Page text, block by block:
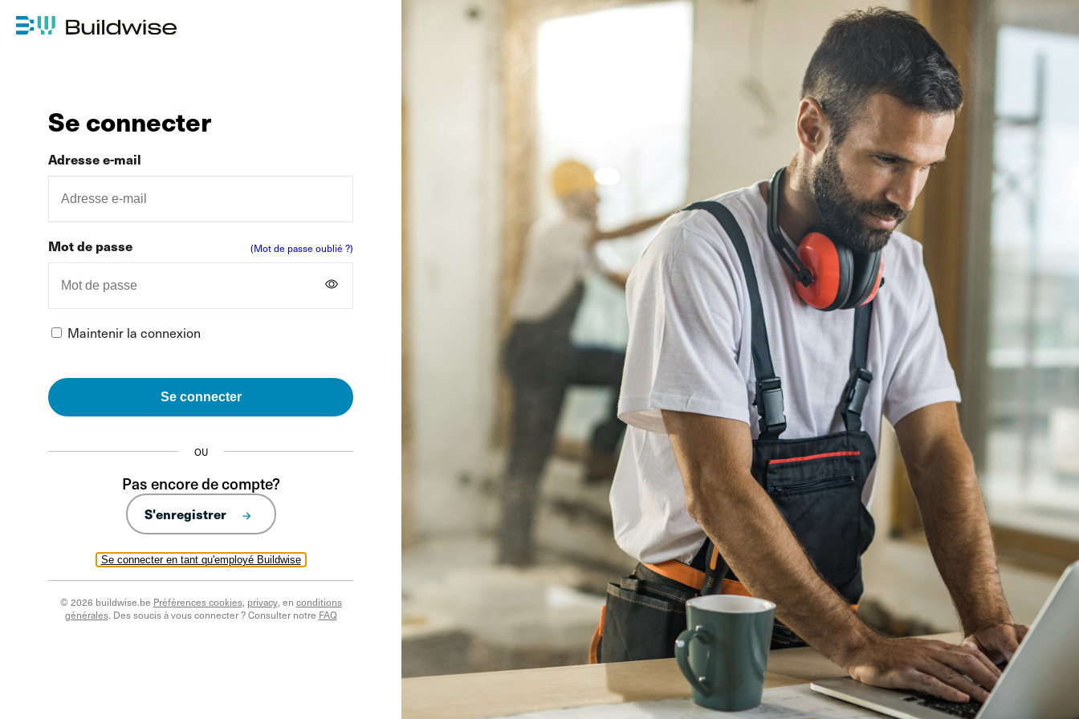
Se connecter
Se connecter en tant qu'employé Buildwise
Adresse e-mail
Mot de passe (Mot de passe oublié ?)
Maintenir la connexion
Se connecter
OU
Pas encore de compte?
S'enregistrer
© 2026 buildwise.be Préférences cookies, privacy, en conditions
générales. Des soucis à vous connecter ? Consulter notre FAQ